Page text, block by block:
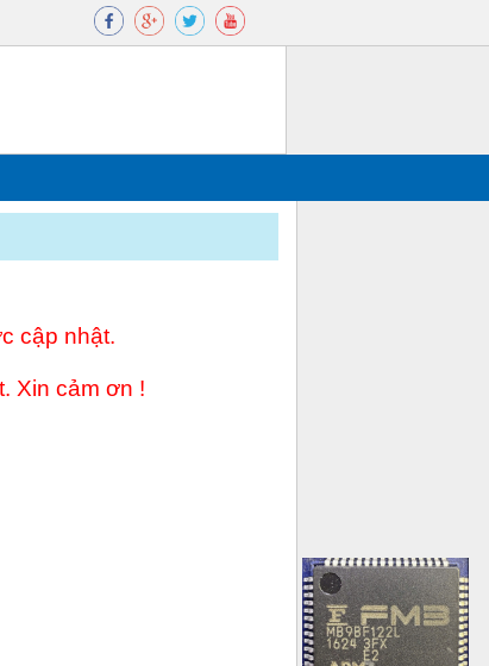
cập nhật.
Xin cảm ơn !